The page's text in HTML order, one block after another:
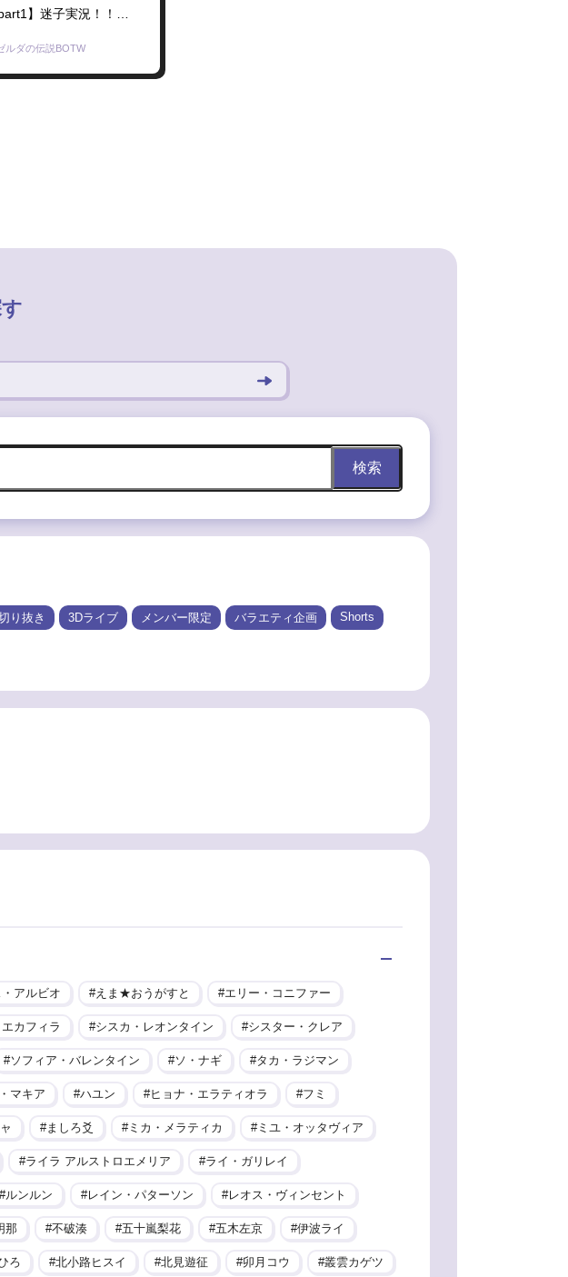
】迷子実況！！オ
伝説】
ルダの伝説BOTW
検索
り抜き 3Dライブ メンバー限定 バラエティ企画 Shorts
アルビオ えま★おうがすと エリー・コニファー
カフィラ シスカ・レオンタイン シスター・クレア
ソフィア・バレンタイン ソ・ナギ タカ・ラジマン
マキア ハユン ヒョナ・エラティオラ フミ
ましろ爻 ミカ・メラティカ ミユ・オッタヴィア
ライラ アルストロエメリア ライ・ガリレイ
ルンルン レイン・パターソン レオス・ヴィンセント
那 不破湊 五十嵐梨花 五木左京 伊波ライ
ろ 北小路ヒスイ 北見遊征 卯月コウ 叢雲カゲツ